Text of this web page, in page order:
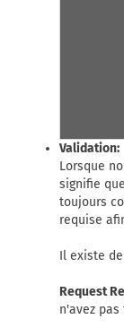
Validation:
Lorsque
signifie
toujours
requise
Il existe
Request
n'avez